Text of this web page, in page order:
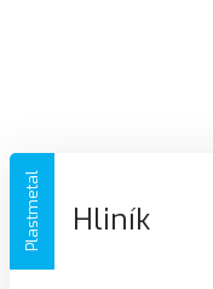
Plastmetal Hliník